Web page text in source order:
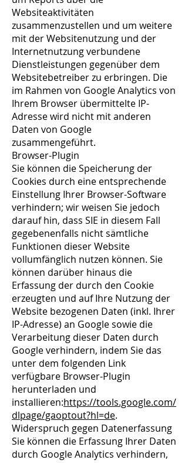
Websiteaktivitäten
zusammenzustellen und um weitere
mit der Websitenutzung und der
Internetnutzung verbundene
Dienstleistungen gegenüber dem
Websitebetreiber zu erbringen. Die
im Rahmen von Google Analytics von
Ihrem Browser übermittelte IP-
Adresse wird nicht mit anderen
Daten von Google
zusammengeführt.
Browser-Plugin
Sie können die Speicherung der
Cookies durch eine entsprechende
Einstellung Ihrer Browser-Software
verhindern; wir weisen Sie jedoch
darauf hin, dass SIE in diesem Fall
gegebenenfalls nicht sämtliche
Funktionen dieser Website
vollumfänglich nutzen können. Sie
können darüber hinaus die
Erfassung der durch den Cookie
erzeugten und auf Ihre Nutzung der
Website bezogenen Daten (inkl. Ihrer
IP-Adresse) an Google sowie die
Verarbeitung dieser Daten durch
Google verhindern, indem Sie das
unter dem folgenden Link
verfügbare Browser-Plugin
herunterladen und
installieren:https://tools.google.com/
dlpage/gaoptout?hl=de.
Widerspruch gegen Datenerfassung
Sie können die Erfassung Ihrer Daten
durch Google Analytics verhindern,